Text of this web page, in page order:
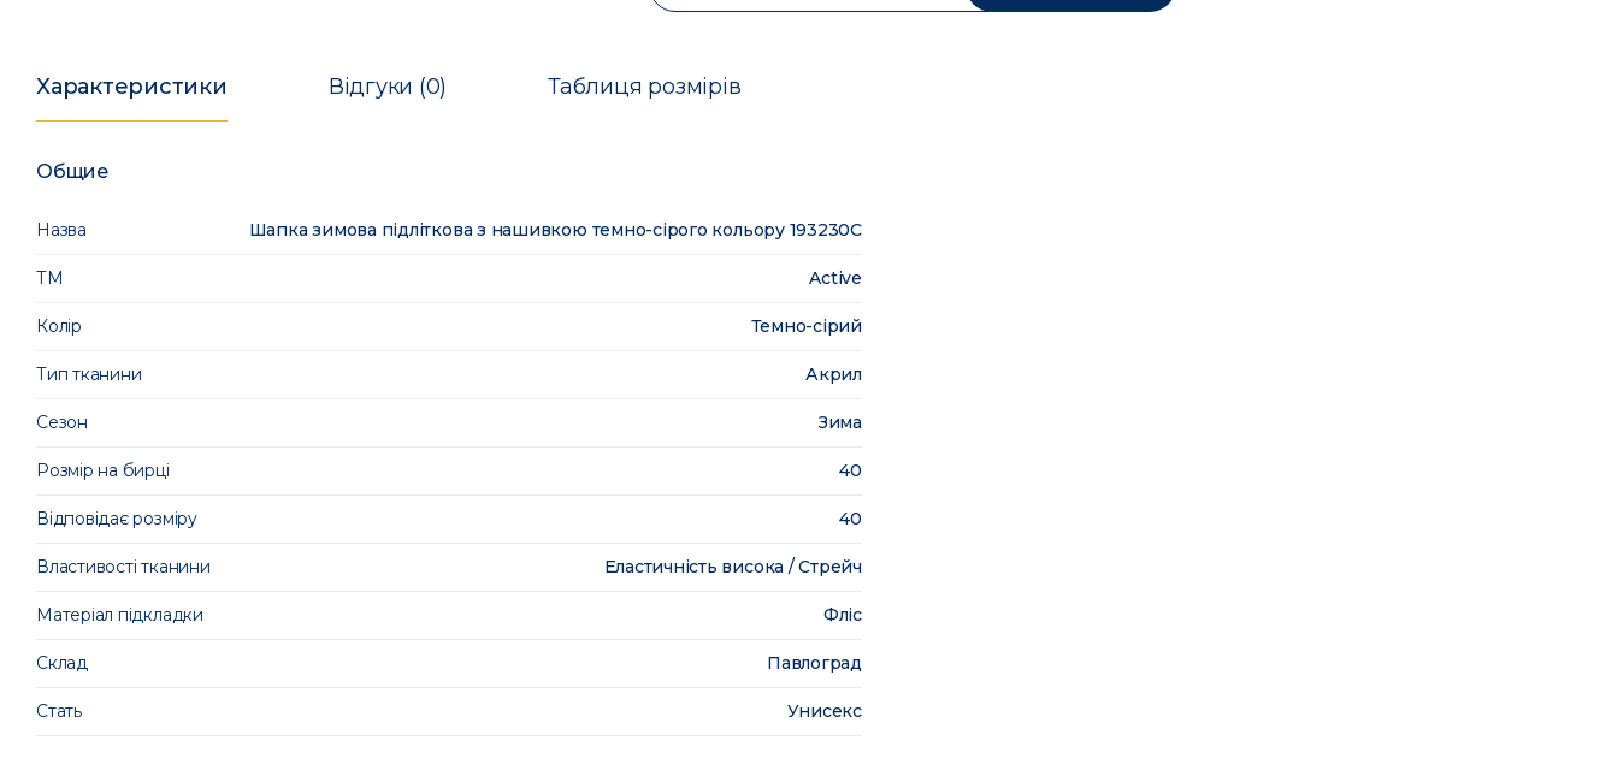
Характеристики Відгуки (0) Таблиця розмірів
Общие
Назва Шапка зимова підліткова з нашивкою темно-сірого кольору 193230C
ТМ Active
Колір Темно-сірий
Тип тканини Акрил
Сезон Зима
Розмір на бирці 40
Відповідає розміру 40
Властивості тканини Еластичність висока / Стрейч
Матеріал підкладки Фліс
Склад Павлоград
Стать Унисекс